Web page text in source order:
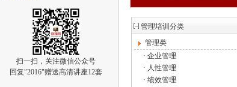
扫一扫，关注微信公众号
回复"2016"赠送高清讲座12套
管理培训分类
管理类
· 企业管理
· 人性管理
· 绩效管理